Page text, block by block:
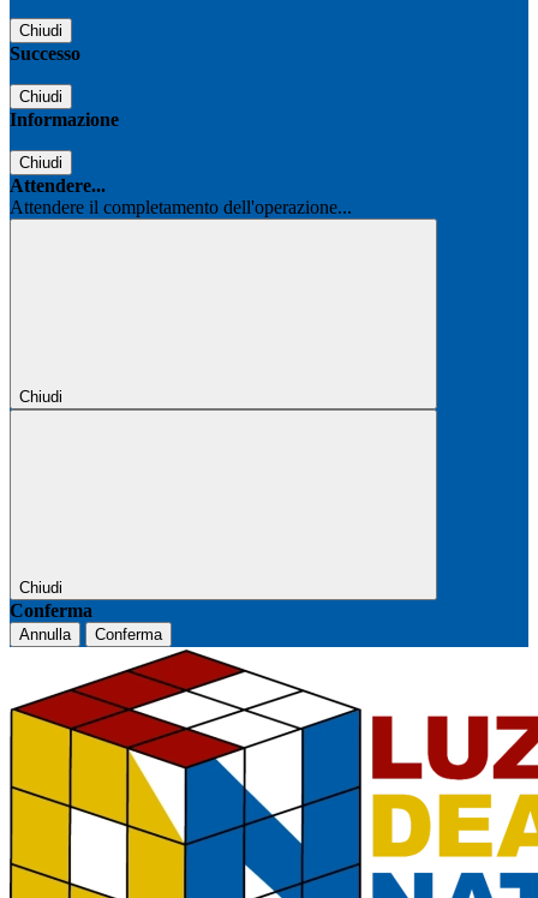
Chiudi
Successo
Chiudi
Informazione
Chiudi
Attendere...
Attendere il completamento dell'operazione...
Chiudi
Chiudi
Conferma
Annulla Conferma